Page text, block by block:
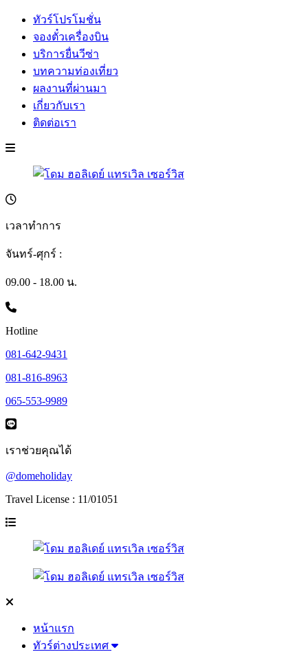
ทัวร์โปรโมชั่น
จองตั๋วเครื่องบิน
บริการยื่นวีซ่า
บทความท่องเที่ยว
ผลงานที่ผ่านมา
เกี่ยวกับเรา
ติดต่อเรา
เวลาทำการ
จันทร์-ศุกร์ :
09.00 - 18.00 น.
Hotline
081-642-9431
081-816-8963
065-553-9989
เราช่วยคุณได้
@domeholiday
Travel License : 11/01051
หน้าแรก
ทัวร์ต่างประเทศ